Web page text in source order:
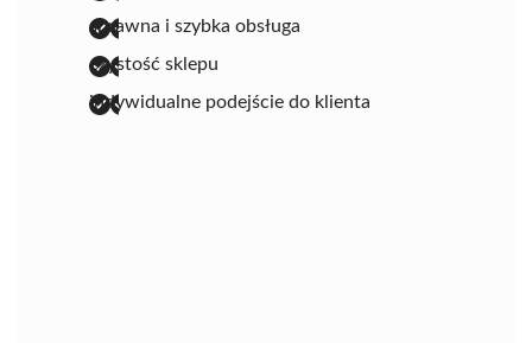
sprawna i szybka obsługa
czystość sklepu
indywidualne podejście do klienta